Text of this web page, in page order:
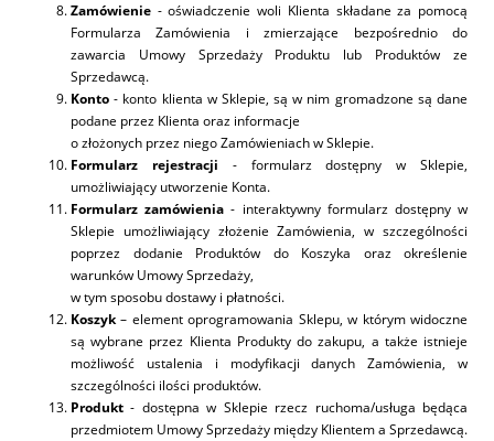
Zamówienie - oświadczenie woli Klienta składane za pomocą
Formularza Zamówienia i zmierzające bezpośrednio do
zawarcia Umowy Sprzedaży Produktu lub Produktów ze
Sprzedawcą.
Konto - konto klienta w Sklepie, są w nim gromadzone są dane
podane przez Klienta oraz informacje
o złożonych przez niego Zamówieniach w Sklepie.
Formularz rejestracji - formularz dostępny w Sklepie,
umożliwiający utworzenie Konta.
Formularz zamówienia - interaktywny formularz dostępny w
Sklepie umożliwiający złożenie Zamówienia, w szczególności
poprzez dodanie Produktów do Koszyka oraz określenie
warunków Umowy Sprzedaży,
w tym sposobu dostawy i płatności.
Koszyk– element oprogramowania Sklepu, w którym widoczne
są wybrane przez Klienta Produkty do zakupu, a także istnieje
możliwość ustalenia i modyfikacji danych Zamówienia, w
szczególności ilości produktów.
Produkt- dostępna w Sklepie rzecz ruchoma/usługa będąca
przedmiotem Umowy Sprzedaży między Klientem a Sprzedawcą.